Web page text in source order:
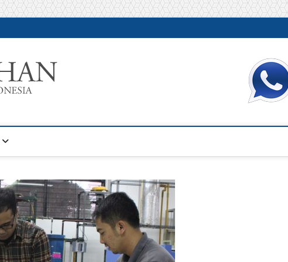
INFORMASI PELATIHAN DAN SERTIFIKASI TERBAIK DI INDONESIA